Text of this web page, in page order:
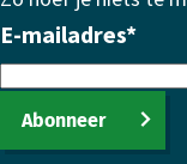
E-mailadres*
Abonneer